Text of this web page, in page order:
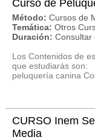
Curso de
Método: Cursos de
Temática: Otros
Duración: Consultar
Los Contenidos de
que estudiarás son:
peluquería canina
CURSO Inem
Media